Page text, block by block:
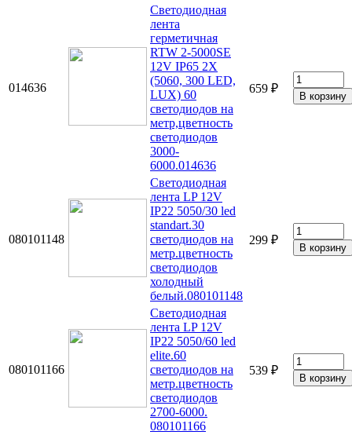
014636
Светодиодная
лента
герметичная
RTW 2-5000SE
12V IP65 2X
(5060, 300 LED,
LUX) 60
светодиодов на
метр,цветность
светодиодов
3000-
6000.014636
659 ₽
080101148
Светодиодная
лента LP 12V
IP22 5050/30 led
standart.30
светодиодов на
метр.цветность
светодиодов
холодный
белый.080101148
299 ₽
080101166
Светодиодная
лента LP 12V
IP22 5050/60 led
elite.60
светодиодов на
метр.цветность
светодиодов
2700-6000.
080101166
539 ₽